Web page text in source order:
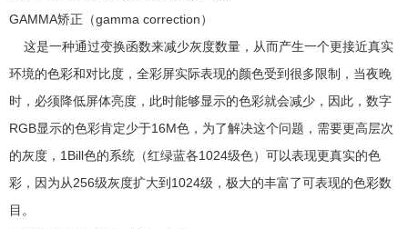
GAMMA矫正（gamma correction）
这是一种通过变换函数来减少灰度数量，从而产生一个更接近真实
环境的色彩和对比度，全彩屏实际表现的颜色受到很多限制，当夜晚
时，必须降低屏体亮度，此时能够显示的色彩就会减少，因此，数字
RGB显示的色彩肯定少于16M色，为了解决这个问题，需要更高层次
的灰度，1Bill色的系统（红绿蓝各1024级色）可以表现更真实的色
彩，因为从256级灰度扩大到1024级，极大的丰富了可表现的色彩数
目。